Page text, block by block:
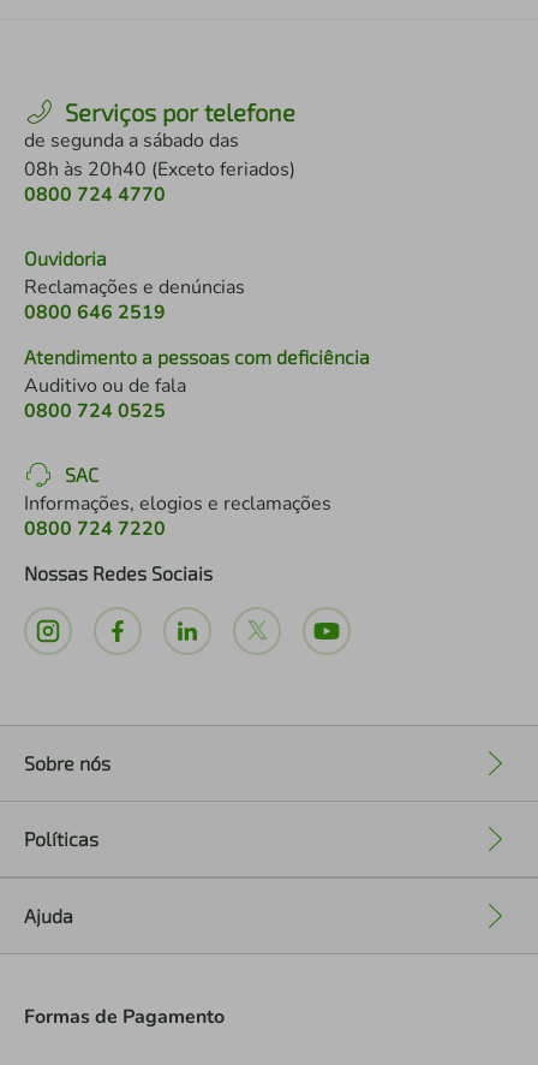
Serviços por telefone
de segunda a sábado das
08h às 20h40 (Exceto feriados)
0800 724 4770
Ouvidoria
Reclamações e denúncias
0800 646 2519
Atendimento a pessoas com deficiência
Auditivo ou de fala
0800 724 0525
SAC
Informações, elogios e reclamações
0800 724 7220
Nossas Redes Sociais
Sobre nós
Políticas
Ajuda
Formas de Pagamento